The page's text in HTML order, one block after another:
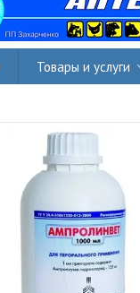
Товары и услуги